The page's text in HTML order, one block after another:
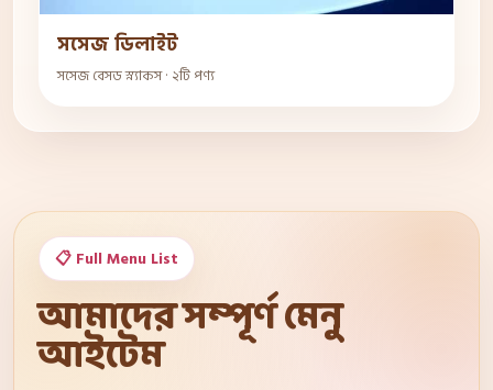
সসেজ ডিলাইট
সসেজ বেসড স্ন্যাকস · ২টি পণ্য
📋 Full Menu List
আমাদের সম্পূর্ণ মেনু
আইটেম